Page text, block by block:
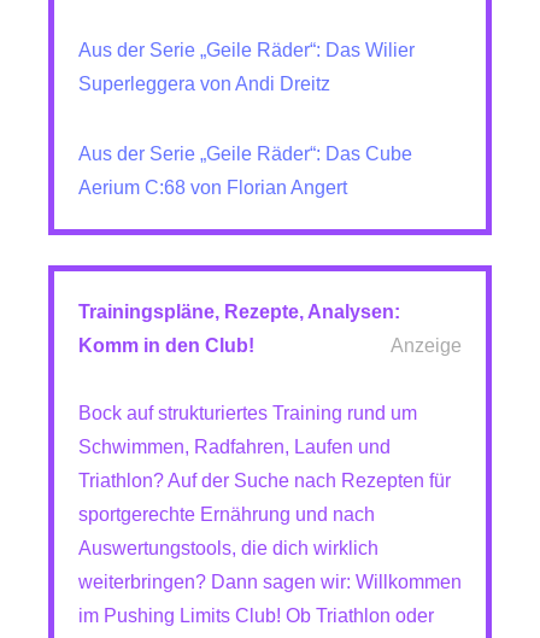
Aus der Serie „Geile Räder“: Das Wilier
Superleggera von Andi Dreitz
Aus der Serie „Geile Räder“: Das Cube
Aerium C:68 von Florian Angert
Trainingspläne, Rezepte, Analysen:
Komm in den Club!
Anzeige
Bock auf strukturiertes Training rund um
Schwimmen, Radfahren, Laufen und
Triathlon? Auf der Suche nach Rezepten für
sportgerechte Ernährung und nach
Auswertungstools, die dich wirklich
weiterbringen? Dann sagen wir: Willkommen
im Pushing Limits Club! Ob Triathlon oder